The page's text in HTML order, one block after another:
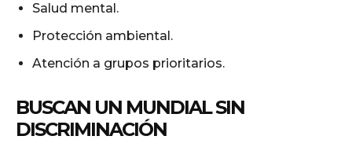
Salud mental.
Protección ambiental.
Atención a grupos prioritarios.
BUSCAN UN MUNDIAL SIN
DISCRIMINACIÓN